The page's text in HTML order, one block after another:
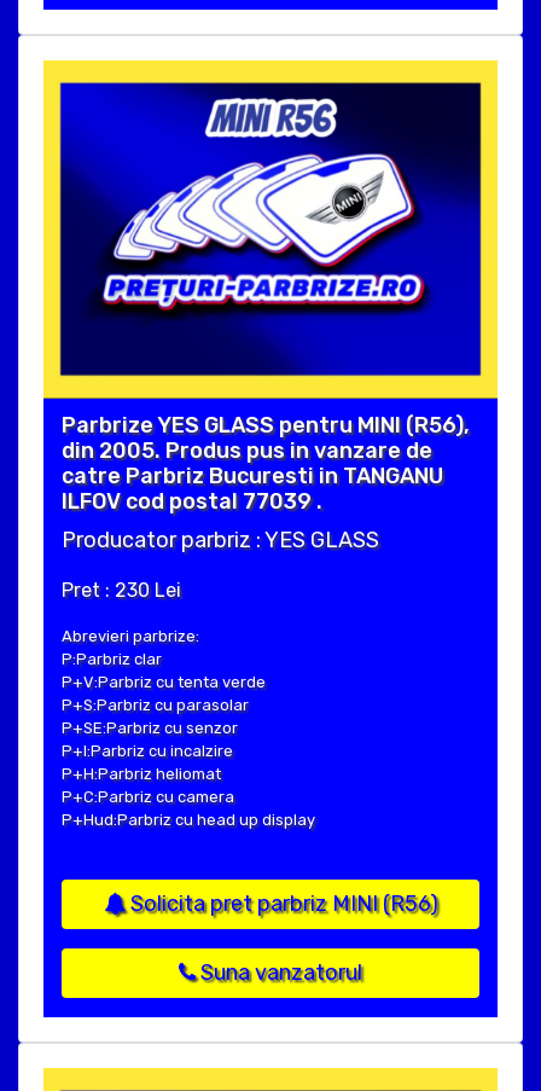
Parbrize YES GLASS pentru MINI (R56),
din 2005. Produs pus in vanzare de
catre Parbriz Bucuresti in TANGANU
ILFOV cod postal 77039 .
Producator parbriz : YES GLASS
Pret : 230 Lei
Abrevieri parbrize:
P:Parbriz clar
P+V:Parbriz cu tenta verde
P+S:Parbriz cu parasolar
P+SE:Parbriz cu senzor
P+I:Parbriz cu incalzire
P+H:Parbriz heliomat
P+C:Parbriz cu camera
P+Hud:Parbriz cu head up display
Solicita pret parbriz MINI (R56)
Suna vanzatorul